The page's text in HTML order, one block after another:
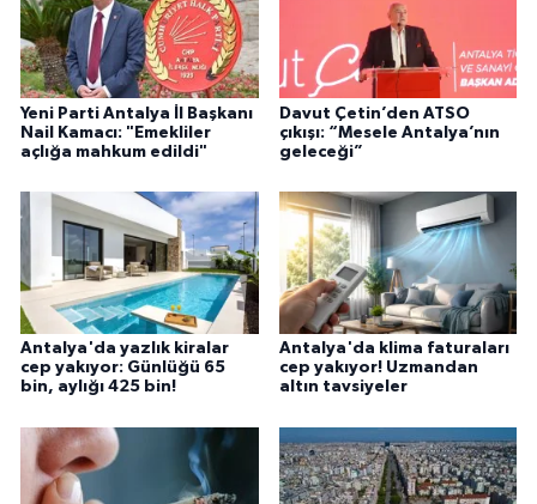
Yeni Parti Antalya İl Başkanı
Nail Kamacı: "Emekliler
açlığa mahkum edildi"
Davut Çetin’den ATSO
çıkışı: “Mesele Antalya’nın
geleceği”
Antalya'da yazlık kiralar
cep yakıyor: Günlüğü 65
bin, aylığı 425 bin!
Antalya'da klima faturaları
cep yakıyor! Uzmandan
altın tavsiyeler